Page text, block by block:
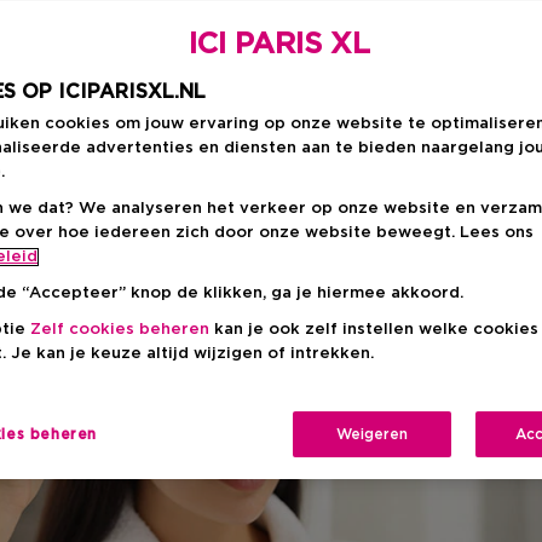
wimperserum lukt
wimpers die van nature opvallen? Met een beetje
je je huid elke dag liefde en aandacht geeft,
kan hier een echte gamechanger zijn: het
en gezonder worden. Tijd om je blik nét dat beetje
ICI PARIS XL
OP ICIPARISXL.NL
cookies om jouw ervaring op onze website te
advertenties en diensten aan te bieden naargelang
we dat? We analyseren het verkeer op onze website en
over hoe iedereen zich door onze website beweegt. Lees ons
“Accepteer” knop de klikken, ga je hiermee akkoord.
Zelf cookies beheren kan je ook zelf instellen welke cookies
Je kan je keuze altijd wijzigen of intrekken.
beheren Weigeren